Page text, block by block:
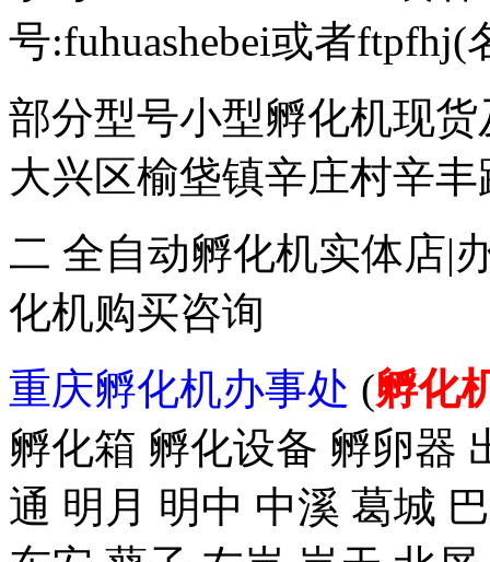
号:fuhuashebei或者
部分型号小型孵化机现
大兴区榆垡镇辛庄村辛丰
二 全自动孵化机实体店|
化机购买咨询
重庆孵化机办事处 (孵化
孵化箱 孵化设备 孵卵器
通 明月 明中 中溪 葛城